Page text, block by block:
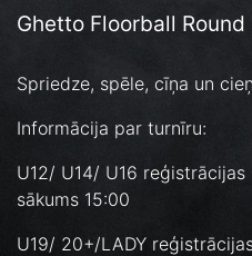
Ghetto Floorball Round
Spriedze, spēle, cīņa un
Informācija par turnīru:
U12/ U14/ U16
sākums 15:00
U19/ 20+/LADY